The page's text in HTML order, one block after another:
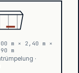
m × 2,40 m ×
m
·